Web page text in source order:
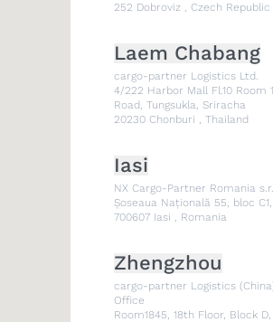
252 Dobroviz , Czech Republic
Laem Chabang
cargo-partner Logistics Ltd.
4/222 Harbor Mall Fl.10 Room
Road, Tungsukla, Sriracha
20230 Chonburi , Thailand
Iasi
NX Cargo-Partner Romania
Șoseaua Națională 55, bloc
700607 Iasi , Romania
Zhengzhou
cargo-partner Logistics
Office
Room1845, 18th Floor, Block